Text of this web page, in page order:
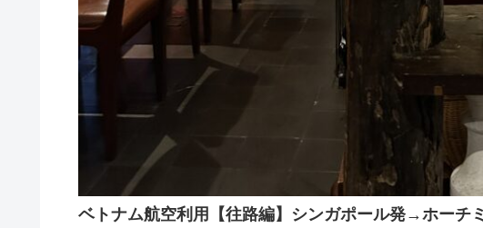
ベトナム航空利用【往路編】シンガポール発→ホーチ